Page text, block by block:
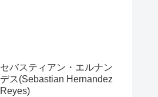
セバスティアン・エルナン
デス(Sebastian Hernandez
Reyes)